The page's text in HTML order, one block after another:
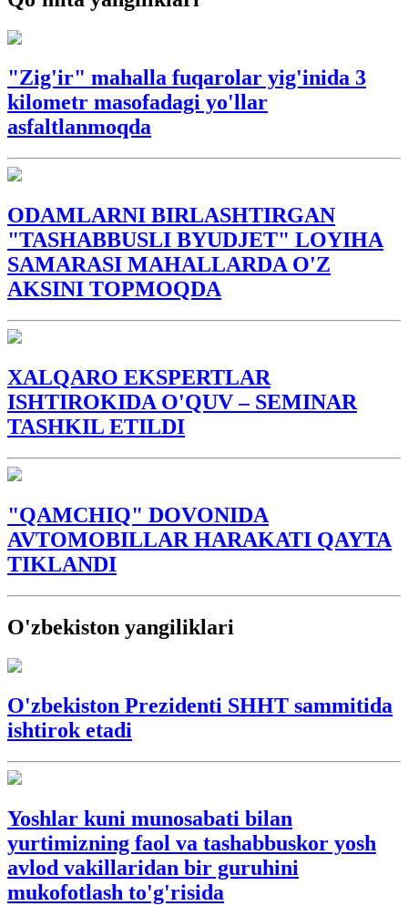
"Zig'ir" mahalla fuqarolar yig'inida 3
kilometr masofadagi yo'llar
asfaltlanmoqda
ODAMLARNI BIRLASHTIRGAN
"TASHABBUSLI BYUDJET" LOYIHA
SAMARASI MAHALLARDA O'Z
AKSINI TOPMOQDA
XALQARO EKSPERTLAR
ISHTIROKIDA O'QUV – SEMINAR
TASHKIL ETILDI
"QAMCHIQ" DOVONIDA
AVTOMOBILLAR HARAKATI QAYTA
TIKLANDI
O'zbekiston yangiliklari
O'zbekiston Prezidenti SHHT sammitida
ishtirok etadi
Yoshlar kuni munosabati bilan
yurtimizning faol va tashabbuskor yosh
avlod vakillaridan bir guruhini
mukofotlash to'g'risida